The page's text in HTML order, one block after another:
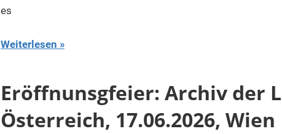
es
Weiterlesen
Eröffnunsgfeier: Archiv der
Österreich, 17.06.2026, Wien